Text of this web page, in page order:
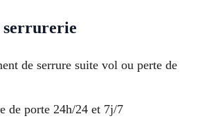
serrurerie
de serrure suite vol ou perte de
de porte 24h/24 et 7j/7